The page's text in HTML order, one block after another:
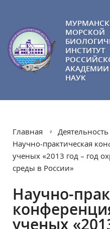
МОРСКОЙ
ИНСТИТУТ
АКАДЕМИИ
НАУК
Главная Деятельность
Научно-практическая
ученых «2013 год – год
среды в России»
Научно-
ученых